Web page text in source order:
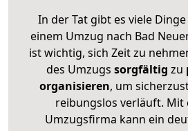
In der Tat gibt es viele
einem Umzug nach Bad
ist wichtig, sich Zeit zu
des Umzugs sorgfältig zu
organisieren, um
reibungslos verläuft. Mit
Umzugsfirma kann ein